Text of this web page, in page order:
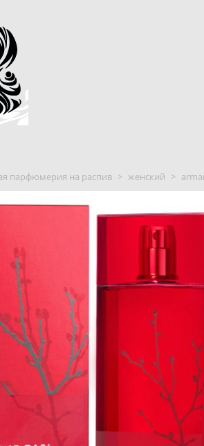
парфюмерия на распив > женский >